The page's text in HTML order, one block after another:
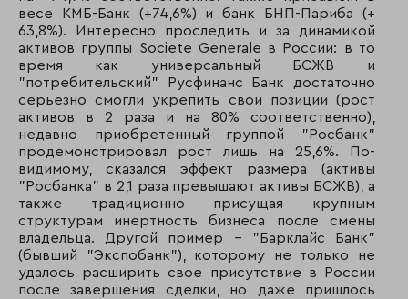
164 171 Банк Казанский
165 206 МБА-Москва
166 168 ВУЗ-банк
167 163 Банк Жилфинанс
168 278 Банк народный
169 170 Альта-Банк
170 175 АКБ «БТА-Казань»
171 191 Энергобанк
весе КМБ-Банк (+74,6%) и банк БНП-Париба (+
63,8%). Интересно проследить и за динамикой
активов группы Societe Generale в России: в то
время как универсальный БСЖВ и
"потребительский" Русфинанс Банк достаточно
серьезно смогли укрепить свои позиции (рост
активов в 2 раза и на 80% соответственно),
недавно приобретенный группой "Росбанк"
продемонстрировал рост лишь на 25,6%. По-
видимому, сказался эффект размера (активы
"Росбанка" в 2,1 раза превышают активы БСЖВ), а
также традиционно присущая крупным
структурам инертность бизнеса после смены
владельца. Другой пример – "Барклайс Банк"
(бывший "Экспобанк"), которому не только не
удалось расширить свое присутствие в России
после завершения сделки, но даже пришлось